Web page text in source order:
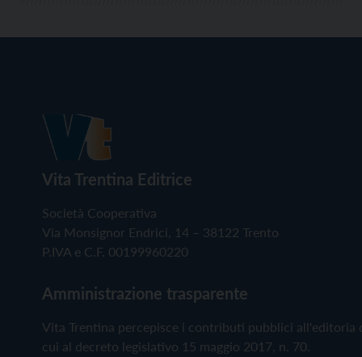
Vita Trentina Editrice
Società Cooperativa
Via Monsignor Endrici, 14 – 38122 Trento
P.IVA e C.F. 00199960220
Amministrazione trasparente
Vita Trentina percepisce i contributi pubblici all'editoria
cui al decreto legislativo 15 maggio 2017, n. 70.